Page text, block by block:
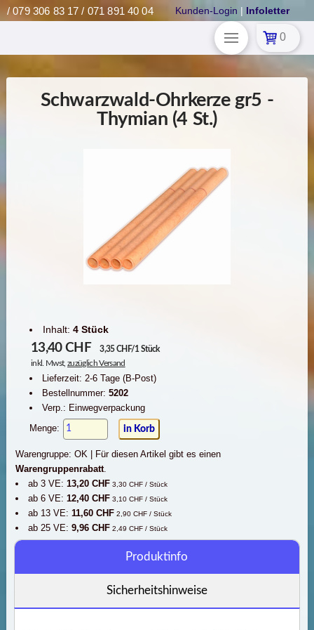
/ 079 306 83 17 / 071 891 40 04 Kunden-Login | Infoletter
0
Schwarzwald-Ohrkerze gr5 -
Thymian (4 St.)
Inhalt:4 Stück
13,40CHF
3,35 CHF/1 Stück
inkl. Mwst,zuzüglich Versand
Lieferzeit: 2-6 Tage (B-Post)
Bestellnummer: 5202
Verp.: Einwegverpackung
Menge:
Warengruppe: OK |
Für diesen Artikel gibt es einen
Warengruppenrabatt.
ab 3 VE: 13,20 CHF3,30 CHF / Stück
ab 6 VE: 12,40 CHF3,10 CHF / Stück
ab 13 VE: 11,60 CHF2,90 CHF / Stück
ab 25 VE: 9,96 CHF2,49 CHF / Stück
Produktinfo
Sicherheitshinweise